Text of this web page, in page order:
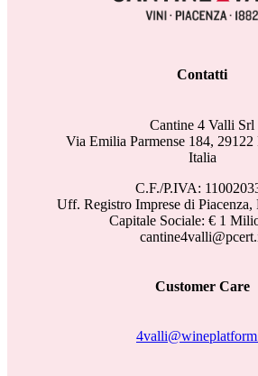
Contatti
Cantine 4 Valli Srl
Via Emilia Parmense 184, 29122
Italia
C.F./P.IVA:
Uff. Registro Imprese di Piacenza,
Capitale Sociale: € 1
Customer Care